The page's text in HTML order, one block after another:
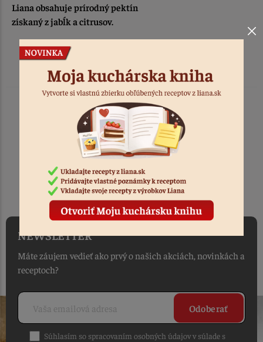
Liana obsahuje prírodný pektín
získaný z jabĺk a citrusov.
DO 1-2 PRACOVNÝCH DNÍ
OD PRIJATIA OBJEDNÁVKY
NEWSLETTER
Máte záujem vedieť ako prvý o našich akciách, novinkách a
receptoch?
Odoberať
Súhlasím so spracovaním osobných údajov v súlade s